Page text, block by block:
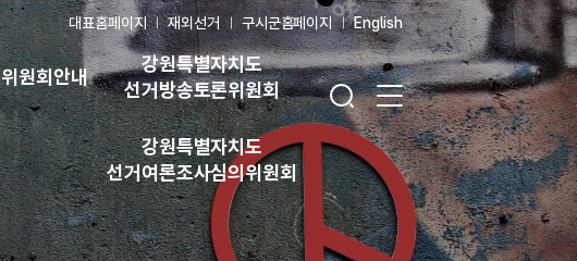
대표홈페이지 재외선거 구시군홈페이지 English
위원회안내
강원특별자치도
선거방송토론위원회
강원특별자치도
선거여론조사심의위원회